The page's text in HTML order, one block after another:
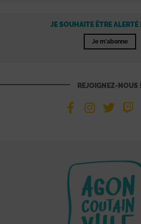
JE SOUHAITE ÊTRE ALERTÉ
Je m'abonne
REJOIGNEZ-NOUS !